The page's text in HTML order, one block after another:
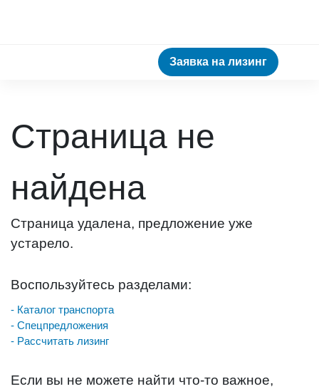
Заявка на лизинг
Страница не
найдена
Страница удалена, предложение уже
устарело.
Воспользуйтесь разделами:
- Каталог транспорта
- Спецпредложения
- Рассчитать лизинг
Если вы не можете найти что-то важное,